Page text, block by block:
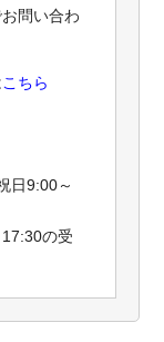
問い合わ
こちら
日9:00～
の受